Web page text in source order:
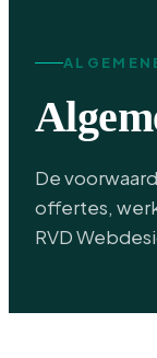
De
offertes,
RVD